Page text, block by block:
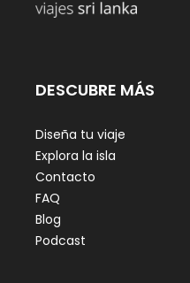
DESCUBRE MÁS
Diseña tu viaje
Explora la isla
Contacto
FAQ
Blog
Podcast